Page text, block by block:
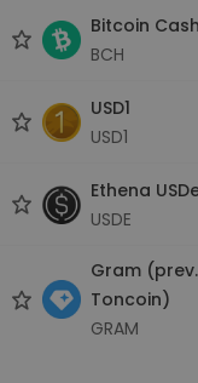
Bitcoin Cash
BCH
USD1
USD1
Ethena
USDE
Gram (prev.
Toncoin)
GRAM